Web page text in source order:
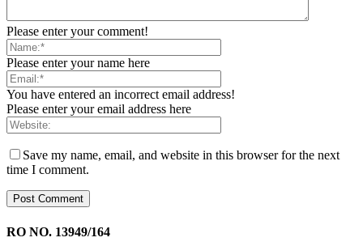
Please enter your comment!
Please enter your name here
You have entered an incorrect email address!
Please enter your email address here
Save my name, email, and website in this browser for the next
time I comment.
RO NO. 13949/164